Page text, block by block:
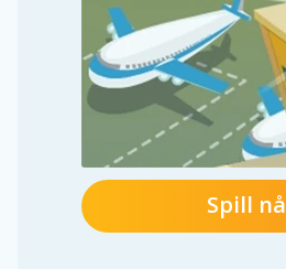
Spill nå